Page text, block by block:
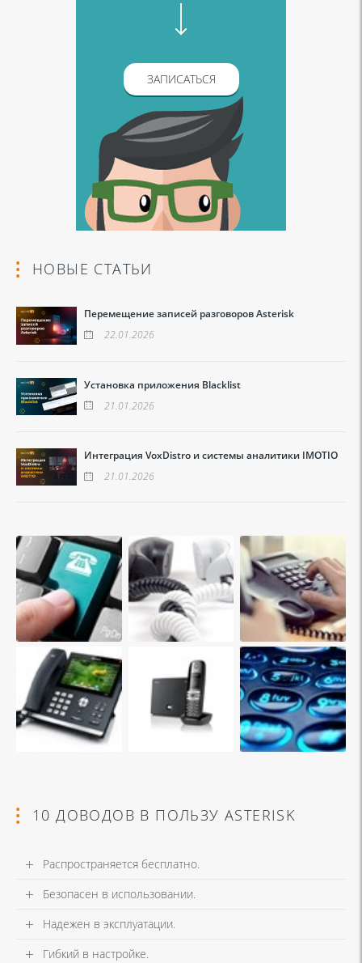
ЗАПИСАТЬСЯ
НОВЫЕ СТАТЬИ
Перемещение записей разговоров Asterisk
22.01.2026
Установка приложения Blacklist
21.01.2026
Интеграция VoxDistro и системы аналитики IMOTIO
21.01.2026
10 ДОВОДОВ В ПОЛЬЗУ ASTERISK
Распространяется бесплатно.
Безопасен в использовании.
Надежен в эксплуатации.
Гибкий в настройке.